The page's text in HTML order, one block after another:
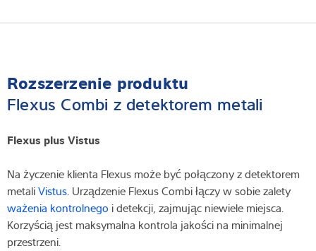
Rozszerzenie produktu
Flexus Combi z detektorem metali
Flexus plus Vistus
Na życzenie klienta Flexus może być połączony z detektorem
metaliVistus. Urządzenie Flexus Combi łączy w sobie zalety
ważenia kontrolnego i detekcji, zajmując niewiele miejsca.
Korzyścią jest maksymalna kontrola jakości na minimalnej
przestrzeni.